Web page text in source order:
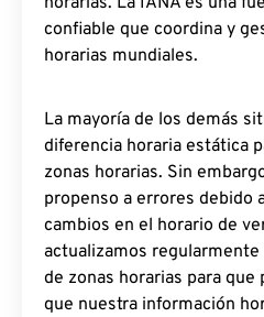
confiable que coordina y
horarias mundiales.
La mayoría de los demás
diferencia horaria estática
zonas horarias. Sin
propenso a errores debido
cambios en el horario de
actualizamos
de zonas horarias para
que nuestra información